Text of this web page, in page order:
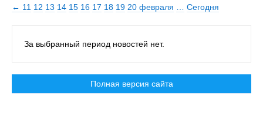
← 11 12 13 14 15 16 17 18 19 20 февраля Сегодня
За выбранный период новостей нет.
Полная версия сайта